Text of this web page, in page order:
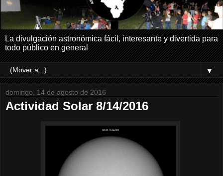
La divulgación astronómica fácil, interesante y divertida para
todo público en general
▼
domingo, 14 de agosto de 2016
Actividad Solar 8/14/2016